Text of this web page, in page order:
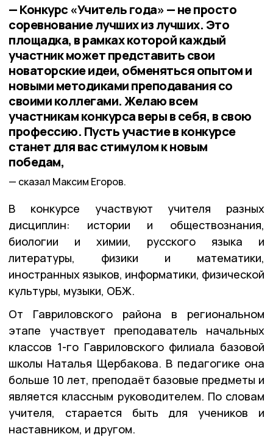
— Конкурс «Учитель года» — не просто
соревнование лучших из лучших. Это
площадка, в рамках которой каждый
участник может представить свои
новаторские идеи, обменяться опытом и
новыми методиками преподавания со
своими коллегами. Желаю всем
участникам конкурса веры в себя, в свою
профессию. Пусть участие в конкурсе
станет для вас стимулом к новым
победам,
сказал Максим Егоров.
В конкурсе участвуют учителя разных
дисциплин: истории и обществознания,
биологии и химии, русского языка и
литературы, физики и математики,
иностранных языков, информатики, физической
культуры, музыки, ОБЖ.
От Гавриловского района в региональном
этапе участвует преподаватель начальных
классов 1-го Гавриловского филиала базовой
школы Наталья Щербакова. В педагогике она
больше 10 лет, преподаёт базовые предметы и
является классным руководителем. По словам
учителя, старается быть для учеников и
наставником, и другом.